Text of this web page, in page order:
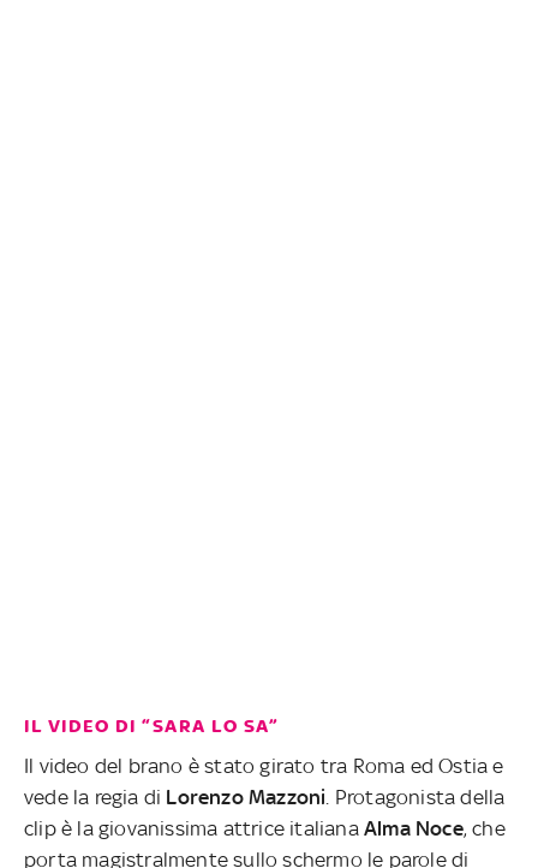
IL VIDEO DI “SARA LO SA”
Il video del brano è stato girato tra Roma ed Ostia e
vede la regia di Lorenzo Mazzoni . Protagonista della
clip è la giovanissima attrice italiana Alma Noce, che
porta magistralmente sullo schermo le parole di